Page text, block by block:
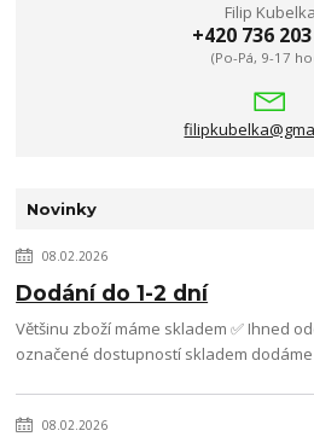
Filip Kubelka
+420 736
(Po-Pá, 9-17
Novinky
08.02.2026
Dodání do 1-2 dní
Většinu zboží máme skladem ✅ Ihned
označené dostupností skladem
08.02.2026